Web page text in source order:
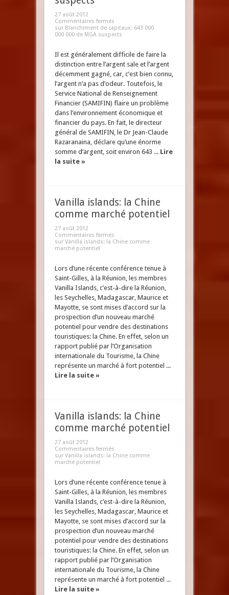
27 août 2012
Commentaires fermés
sur Blanchiment de capitaux: 643 000
000 000 de MGA suspects
Il est généralement difficile de faire la
distinction entre l’argent sale et l’argent
décemment gagné, car, c’est bien connu,
l’argent n’a pas d’odeur. Toutefois, le
Service National de Renseignement
Financier (SAMIFIN) flaire un problème
dans l’environnement économique et
financier du pays. En fait, le directeur
général de SAMIFIN, le Dr Jean-Claude
Razaranaina, déclare qu’une énorme
somme d’argent, soit environ 643 ... Lire
la suite »
Vanilla islands: la Chine
comme marché potentiel
27 août 2012
Commentaires fermés
sur Vanilla islands: la Chine comme
marché potentiel
Lors d’une récente conférence tenue à
Saint-Gilles, à la Réunion, les membres
Vanilla Islands, c’est-à-dire la Réunion,
les Seychelles, Madagascar, Maurice et
Mayotte, se sont mises d’accord sur la
prospection d’un nouveau marché
potentiel pour vendre des destinations
touristiques: la Chine. En effet, selon un
rapport publié par l’Organisation
internationale du Tourisme, la Chine
représente un marché à fort potentiel ...
Lire la suite »
Vanilla islands: la Chine
comme marché potentiel
27 août 2012
Commentaires fermés
sur Vanilla islands: la Chine comme
marché potentiel
Lors d’une récente conférence tenue à
Saint-Gilles, à la Réunion, les membres
Vanilla Islands, c’est-à-dire la Réunion,
les Seychelles, Madagascar, Maurice et
Mayotte, se sont mises d’accord sur la
prospection d’un nouveau marché
potentiel pour vendre des destinations
touristiques: la Chine. En effet, selon un
rapport publié par l’Organisation
internationale du Tourisme, la Chine
représente un marché à fort potentiel ...
Lire la suite »